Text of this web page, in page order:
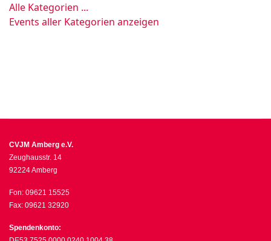
Alle Kategorien ...
Events aller Kategorien anzeigen
CVJM Amberg e.V.
Zeughausstr. 14
92224 Amberg
Fon: 09621 15525
Fax: 09621 32920
Spendenkonto: